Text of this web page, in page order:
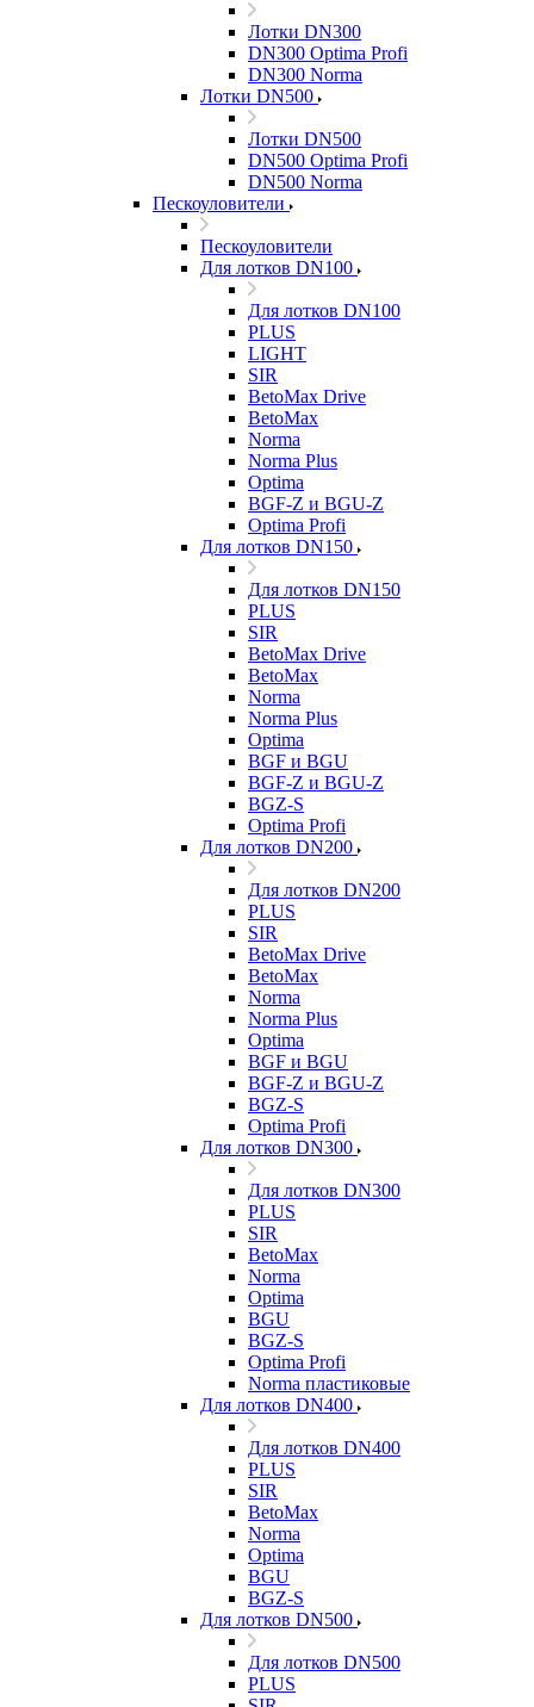
Лотки DN300
DN300 Optima Profi
DN300 Norma
Лотки DN500
Лотки DN500
DN500 Optima Profi
DN500 Norma
Пескоуловители
Пескоуловители
Для лотков DN100
Для лотков DN100
PLUS
LIGHT
SIR
BetoMax Drive
BetoMax
Norma
Norma Plus
Optima
BGF-Z и BGU-Z
Optima Profi
Для лотков DN150
Для лотков DN150
PLUS
SIR
BetoMax Drive
BetoMax
Norma
Norma Plus
Optima
BGF и BGU
BGF-Z и BGU-Z
BGZ-S
Optima Profi
Для лотков DN200
Для лотков DN200
PLUS
SIR
BetoMax Drive
BetoMax
Norma
Norma Plus
Optima
BGF и BGU
BGF-Z и BGU-Z
BGZ-S
Optima Profi
Для лотков DN300
Для лотков DN300
PLUS
SIR
BetoMax
Norma
Optima
BGU
BGZ-S
Optima Profi
Norma пластиковые
Для лотков DN400
Для лотков DN400
PLUS
SIR
BetoMax
Norma
Optima
BGU
BGZ-S
Для лотков DN500
Для лотков DN500
PLUS